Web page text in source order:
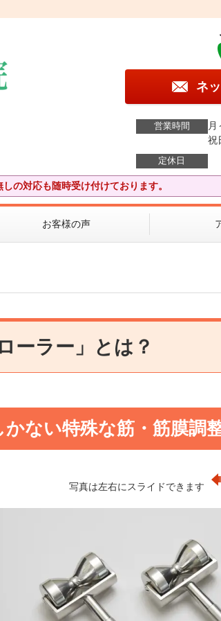
ネ
営業時間
祝
定休日
しの対応も随時受け付けております。
お客様の声
ーラー」とは？
ない特殊な筋・筋膜調
写真は左右にスライドできます